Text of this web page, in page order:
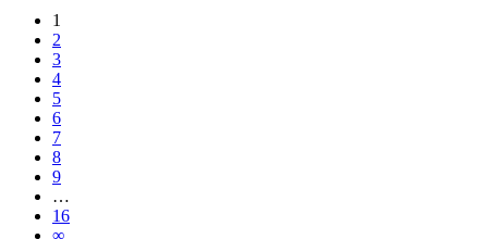
1
2
3
4
5
6
7
8
9
…
16
∞